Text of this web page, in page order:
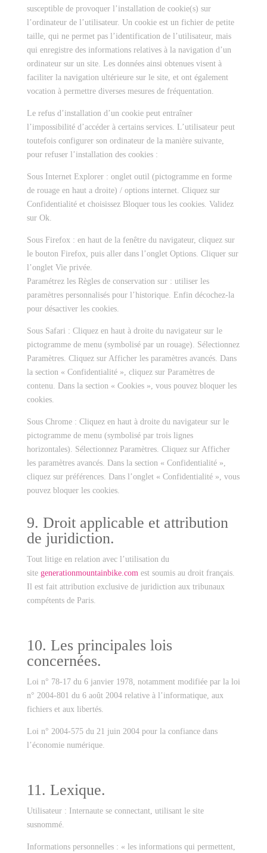
susceptible de provoquer l’installation de cookie(s) sur
l’ordinateur de l’utilisateur. Un cookie est un fichier de petite
taille, qui ne permet pas l’identification de l’utilisateur, mais
qui enregistre des informations relatives à la navigation d’un
ordinateur sur un site. Les données ainsi obtenues visent à
faciliter la navigation ultérieure sur le site, et ont également
vocation à permettre diverses mesures de fréquentation.
Le refus d’installation d’un cookie peut entraîner
l’impossibilité d’accéder à certains services. L’utilisateur peut
toutefois configurer son ordinateur de la manière suivante,
pour refuser l’installation des cookies :
Sous Internet Explorer : onglet outil (pictogramme en forme
de rouage en haut a droite) / options internet. Cliquez sur
Confidentialité et choisissez Bloquer tous les cookies. Validez
sur Ok.
Sous Firefox : en haut de la fenêtre du navigateur, cliquez sur
le bouton Firefox, puis aller dans l’onglet Options. Cliquer sur
l’onglet Vie privée.
Paramétrez les Règles de conservation sur : utiliser les
paramètres personnalisés pour l’historique. Enfin décochez-la
pour désactiver les cookies.
Sous Safari : Cliquez en haut à droite du navigateur sur le
pictogramme de menu (symbolisé par un rouage). Sélectionnez
Paramètres. Cliquez sur Afficher les paramètres avancés. Dans
la section « Confidentialité », cliquez sur Paramètres de
contenu. Dans la section « Cookies », vous pouvez bloquer les
cookies.
Sous Chrome : Cliquez en haut à droite du navigateur sur le
pictogramme de menu (symbolisé par trois lignes
horizontales). Sélectionnez Paramètres. Cliquez sur Afficher
les paramètres avancés. Dans la section « Confidentialité »,
cliquez sur préférences. Dans l’onglet « Confidentialité », vous
pouvez bloquer les cookies.
9. Droit applicable et attribution
de juridiction.
Tout litige en relation avec l’utilisation du
site generationmountainbike.com est soumis au droit français.
Il est fait attribution exclusive de juridiction aux tribunaux
compétents de Paris.
10. Les principales lois
concernées.
Loi n° 78-17 du 6 janvier 1978, notamment modifiée par la loi
n° 2004-801 du 6 août 2004 relative à l’informatique, aux
fichiers et aux libertés.
Loi n° 2004-575 du 21 juin 2004 pour la confiance dans
l’économie numérique.
11. Lexique.
Utilisateur : Internaute se connectant, utilisant le site
susnommé.
Informations personnelles : « les informations qui permettent,